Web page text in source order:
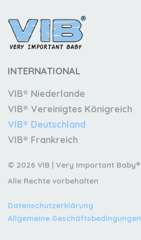
INTERNATIONAL
VIB® Niederlande
VIB® Vereinigtes Königreich
VIB® Deutschland
VIB® Frankreich
© 2026 VIB | Very Important Baby®
Alle Rechte vorbehalten
Datenschutzerklärung
Allgemeine Geschäftsbedingungen